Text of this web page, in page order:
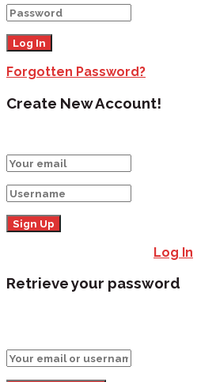
Forgotten Password?
Create New Account!
Log In
Retrieve your password